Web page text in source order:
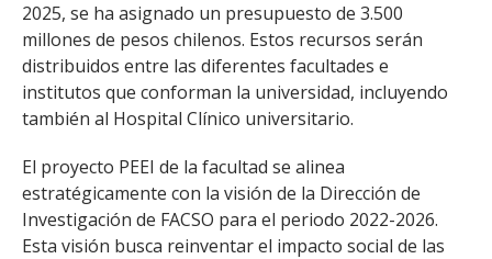
EGRESADOS
2025, se ha asignado un presupuesto de 3.500
millones de pesos chilenos. Estos recursos serán
distribuidos entre las diferentes facultades e
institutos que conforman la universidad, incluyendo
también al Hospital Clínico universitario.
El proyecto PEEI de la facultad se alinea
estratégicamente con la visión de la Dirección de
Investigación de FACSO para el periodo 2022-2026.
Esta visión busca reinventar el impacto social de las